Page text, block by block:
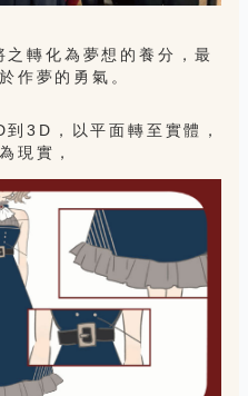
轉化為夢想的養分，最
作夢的勇氣。
3D，以平面轉至實體，
現實，